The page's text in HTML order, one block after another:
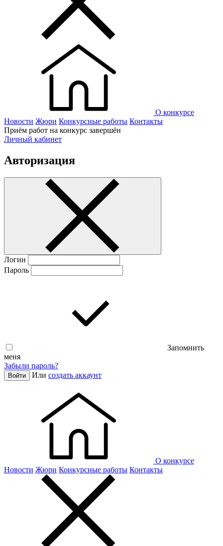
О конкурсе
Новости Жюри Конкурсные работы Контакты
Приём работ на конкурс завершён
Личный кабинет
Авторизация
Логин
Пароль
Запомнить
меня
Забыли пароль?
Войти Или создать аккаунт
О конкурсе
Новости Жюри Конкурсные работы Контакты